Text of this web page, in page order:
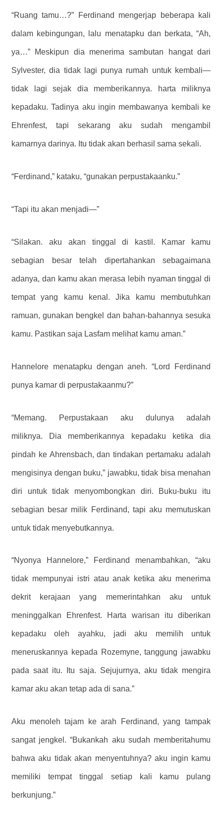
“Ruang tamu…?” Ferdinand mengerjap beberapa kali
dalam kebingungan, lalu menatapku dan berkata, “Ah,
ya…” Meskipun dia menerima sambutan hangat dari
Sylvester, dia tidak lagi punya rumah untuk kembali—
tidak lagi sejak dia memberikannya. harta miliknya
kepadaku. Tadinya aku ingin membawanya kembali ke
Ehrenfest, tapi sekarang aku sudah mengambil
kamarnya darinya. Itu tidak akan berhasil sama sekali.
“Ferdinand,” kataku, “gunakan perpustakaanku.”
“Tapi itu akan menjadi—”
“Silakan. aku akan tinggal di kastil. Kamar kamu
sebagian besar telah dipertahankan sebagaimana
adanya, dan kamu akan merasa lebih nyaman tinggal di
tempat yang kamu kenal. Jika kamu membutuhkan
ramuan, gunakan bengkel dan bahan-bahannya sesuka
kamu. Pastikan saja Lasfam melihat kamu aman.”
Hannelore menatapku dengan aneh. “Lord Ferdinand
punya kamar di perpustakaanmu?”
“Memang. Perpustakaan aku dulunya adalah
miliknya. Dia memberikannya kepadaku ketika dia
pindah ke Ahrensbach, dan tindakan pertamaku adalah
mengisinya dengan buku,” jawabku, tidak bisa menahan
diri untuk tidak menyombongkan diri. Buku-buku itu
sebagian besar milik Ferdinand, tapi aku memutuskan
untuk tidak menyebutkannya.
“Nyonya Hannelore,” Ferdinand menambahkan, “aku
tidak mempunyai istri atau anak ketika aku menerima
dekrit kerajaan yang memerintahkan aku untuk
meninggalkan Ehrenfest. Harta warisan itu diberikan
kepadaku oleh ayahku, jadi aku memilih untuk
meneruskannya kepada Rozemyne, tanggung jawabku
pada saat itu. Itu saja. Sejujurnya, aku tidak mengira
kamar aku akan tetap ada di sana.”
Aku menoleh tajam ke arah Ferdinand, yang tampak
sangat jengkel. “Bukankah aku sudah memberitahumu
bahwa aku tidak akan menyentuhnya? aku ingin kamu
memiliki tempat tinggal setiap kali kamu pulang
berkunjung.”